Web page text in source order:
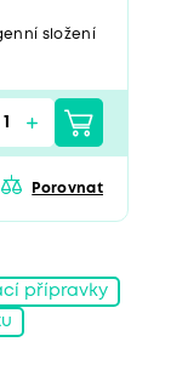
složení
Porovnat
přípravky